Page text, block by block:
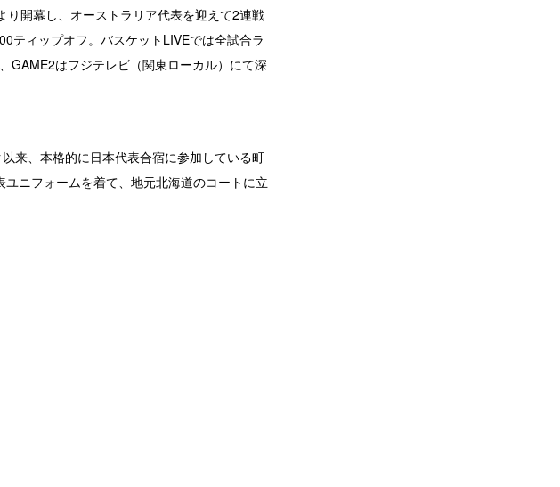
り開幕し、オーストラリア代表を迎えて2連戦
ティップオフ。バスケットLIVEでは全試合ラ
GAME2はフジテレビ（関東ローカル）にて深
来、本格的に日本代表合宿に参加している町
ニフォームを着て、地元北海道のコートに立